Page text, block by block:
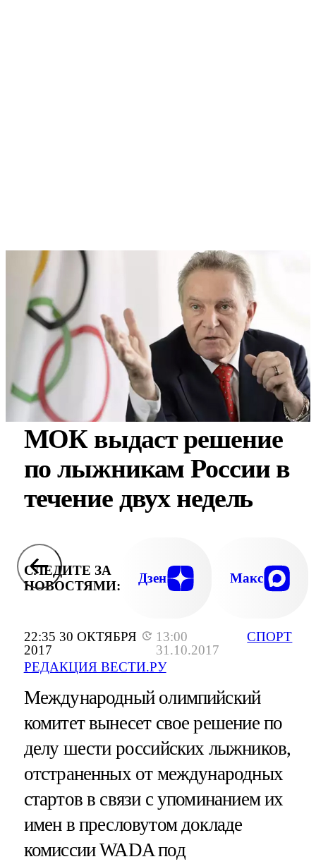
22:35 30 ОКТЯБРЯ
2017
13:00
31.10.2017
РЕДАКЦИЯ ВЕСТИ.РУ
СПОРТ
МОК выдаст решение
по лыжникам России в
течение двух недель
СЛЕДИТЕ ЗА
НОВОСТЯМИ:
Дзен Макс
Международный олимпийский
комитет вынесет свое решение по
делу шести российских лыжников,
отстраненных от международных
стартов в связи с упоминанием их
имен в пресловутом докладе
комиссии WADA под